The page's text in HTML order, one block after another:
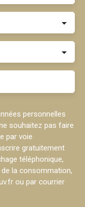
personnelles
souhaitez pas faire
par voie
gratuitement
téléphonique,
la consommation,
ou par courrier